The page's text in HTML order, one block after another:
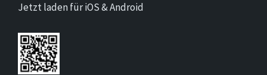
Jetzt laden für iOS & Android